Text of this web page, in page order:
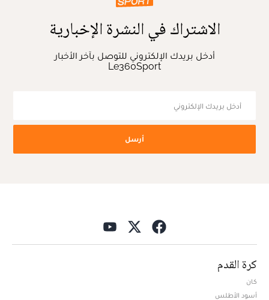
الاشتراك في النشرة الإخبارية
أدخل بريدك الإلكتروني للتوصل بآخر الأخبار
Le360Sport
أرسل
كرة القدم
كان
أسود الأطلس